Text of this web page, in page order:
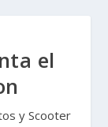
el
y Scooter